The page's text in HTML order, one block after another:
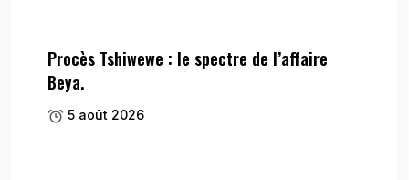
Procès Tshiwewe : le spectre de l’affaire
Beya.
5 août 2026